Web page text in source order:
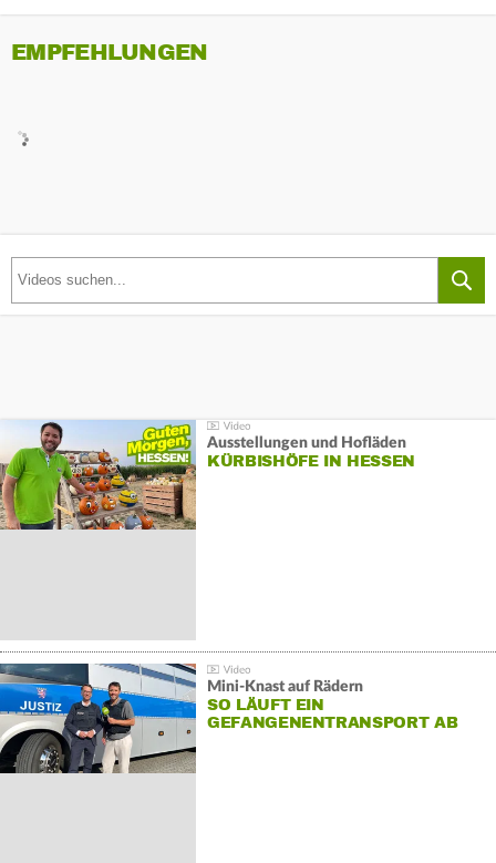
EMPFEHLUNGEN
Ausstellungen und Hofläden
KÜRBISHÖFE IN HESSEN
Mini-Knast auf Rädern
SO LÄUFT EIN
GEFANGENENTRANSPORT AB